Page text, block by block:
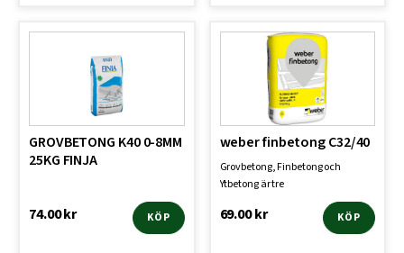
GROVBETONG K40 0-8MM
25KG FINJA
74.00kr KÖP
weber finbetong C32/40
Grovbetong, Finbetong och
Ytbetong är tre
torrbetongprodukter med i stort
sett s…
69.00kr KÖP